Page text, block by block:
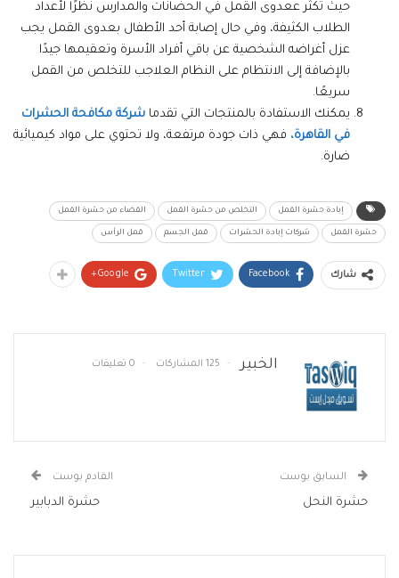
حيث تكثر ععدوى القمل في الحضانات والمدارس نظرًا لأعداد
الطلاب الكثيفة، وفي حال إصابة أحد الأطفال بعدوى القمل يجب
عزل أغراضه الشخصية عن باقي أفراد الأسرة وتعقيمها جيدًا
بالإضافة إلى الانتظام على النظام العلاجب للتخلص من القمل
سريعًا.
يمكنك الاستفادة بالمنتجات التي تقدما شركة مكافحة الحشرات
في القاهرة، فهي ذات جودة مرتفعة، ولا تحتوي على مواد كيميائية
ضارة.
إبادة حشرة القمل التخلص من حشرة القمل القضاء من حشرة القمل
حشرة القمل شركات إبادة الحشرات قمل الجسم قمل الرأس
شارك Facebook
Twitter
Google+
الخبير 125 المشاركات 0 تعليقات
السابق بوست
حشرة النحل
القادم بوست
حشرة الدبابير